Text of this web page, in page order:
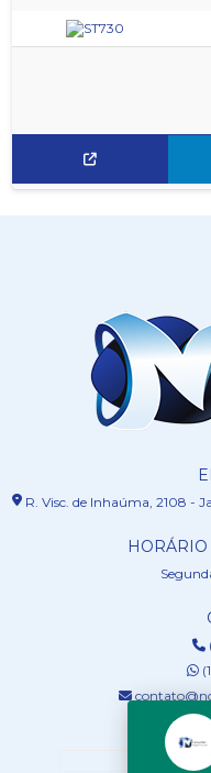
R. Visc. de Inhaúma, 2108 -